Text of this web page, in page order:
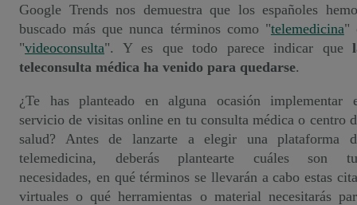
Google Trends nos demuestra que los españoles
buscado más que nunca términos como "telemedicina"
"videoconsulta". Y es que todo parece indicar que
teleconsulta médica ha venido para quedarse.
¿Te has planteado en alguna ocasión implementar
servicio de visitas online en tu consulta médica o centro
salud? Antes de lanzarte a elegir una plataforma
telemedicina, deberás plantearte cuáles son
necesidades, en qué términos se llevarán a cabo estas
virtuales o qué herramientas o material necesitarás